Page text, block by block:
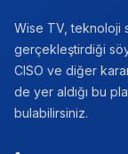
Wise TV, teknoloji
gerçekleştirdiği
CISO ve diğer
de yer aldığı bu
bulabilirsiniz.